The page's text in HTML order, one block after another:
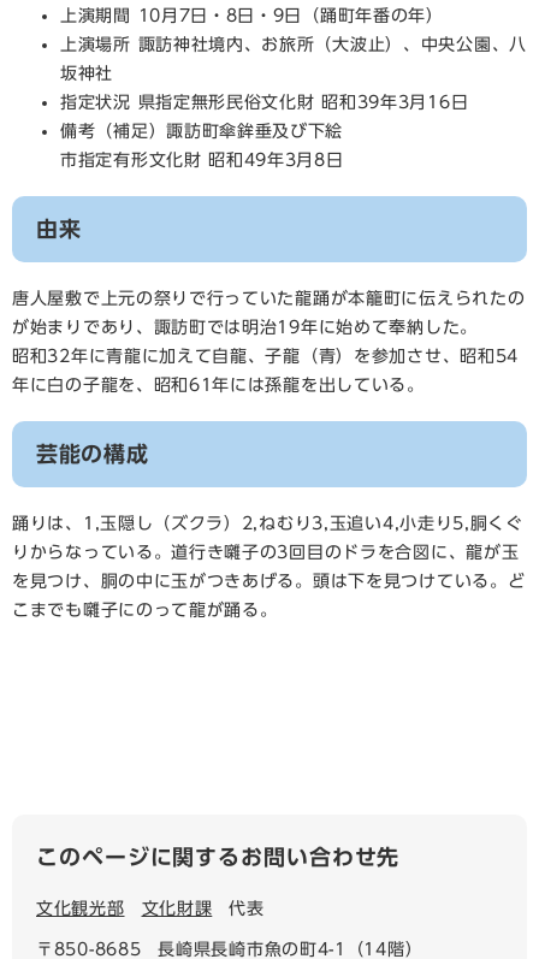
上演期間 10月7日・8日・9日（踊町年番の年）
上演場所 諏訪神社境内、お旅所（大波止）、中央公園、八
坂神社
指定状況 県指定無形民俗文化財 昭和39年3月16日
備考（補足）諏訪町傘鉾垂及び下絵
市指定有形文化財 昭和49年3月8日
由来
唐人屋敷で上元の祭りで行っていた龍踊が本籠町に伝えられたの
が始まりであり、諏訪町では明治19年に始めて奉納した。
昭和32年に青龍に加えて自龍、子龍（青）を参加させ、昭和54
年に白の子龍を、昭和61年には孫龍を出している。
芸能の構成
踊りは、1,玉隠し（ズクラ）2,ねむり3,玉追い4,小走り5,胴くぐ
りからなっている。道行き囃子の3回目のドラを合図に、龍が玉
を見つけ、胴の中に玉がつきあげる。頭は下を見つけている。ど
こまでも囃子にのって龍が踊る。
このページに関するお問い合わせ先
文化観光部 文化財課 代表
〒850-8685
長崎県長崎市魚の町4-1（14階）